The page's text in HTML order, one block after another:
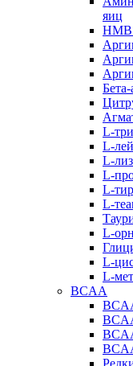
яиц
HMB
L-
L-
L-
L-
L-
L-
L-
L-
L-
BCAA